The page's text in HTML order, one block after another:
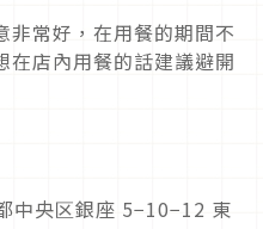
非常好，在用餐的期間不
在店內用餐的話建議避開
中央区銀座 5−10−12 東